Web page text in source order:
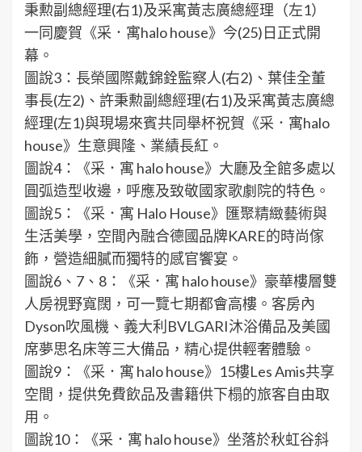
秉勲副總經理(右1)及采寓黃志廣總經理（左1）
一同慶賀《采．寓halo house》今(25)日正式開
幕。
圖說3：長榮國際戴錦銓監察人(右2)、葉佳全董
事長(左2)、許秉勲副總經理(右1)及采寓黃志廣總
經理(左1)與現場來賓共同舉杯祝賀《采．寓halo
house》生意興隆、業績長紅。
圖說4：《采．寓 halo house》大廳及全館多處以
圓弧造型收邊，呼應及致敬國家歌劇院的特色。
圖說5：《采．寓 Halo House》匯聚精緻藝術與
生活美學，空間內融合德國品牌KARE的時尚傢
飾，營造細膩而獨特的感官饗宴。
圖說6、7、8：《采．寓 halo house》豪華樓層雙
人房視野寬闊，可一覽七期都會高樓。客房內
Dyson吹風機、義大利BVLGARI沐浴備品及美國
席夢思名床等三大備品，精心提供輕奢體驗。
圖說9：《采．寓 halo house》15樓Les Amis共享
空間，提供免費飲品及書籍供下榻的旅客自由取
用。
圖說10：《采．寓 halo house》坐落於秋虹谷斜